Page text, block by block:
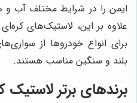
ایمن را در شرایط مختلف آب و
علاوه بر این، لاستیک‌های
برای انواع خودروها از
بلند و سنگین مناسب هستند.
برندهای برتر لاستیک